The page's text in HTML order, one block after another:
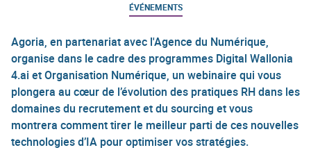
ÉVÉNEMENTS
Agoria, en partenariat avec l'Agence du Numérique,
organise dans le cadre des programmes Digital Wallonia
4.ai et Organisation Numérique, un webinaire qui vous
plongera au cœur de l’évolution des pratiques RH dans les
domaines du recrutement et du sourcing et vous
montrera comment tirer le meilleur parti de ces nouvelles
technologies d’IA pour optimiser vos stratégies.